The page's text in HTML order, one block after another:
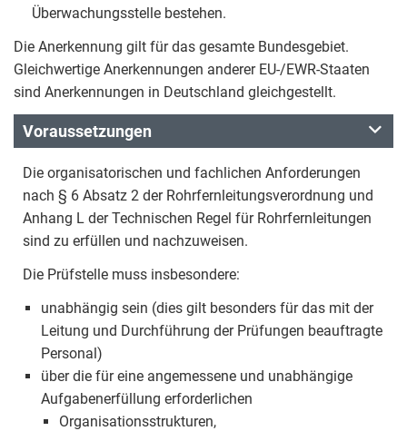
Überwachungsstelle bestehen.
Die Anerkennung gilt für das gesamte Bundesgebiet.
Gleichwertige Anerkennungen anderer EU-/EWR-Staaten
sind Anerkennungen in Deutschland gleichgestellt.
Voraussetzungen
Die organisatorischen und fachlichen Anforderungen
nach § 6 Absatz 2 der Rohrfernleitungsverordnung und
Anhang L der Technischen Regel für Rohrfernleitungen
sind zu erfüllen und nachzuweisen.
Die Prüfstelle muss insbesondere:
unabhängig sein (dies gilt besonders für das mit der
Leitung und Durchführung der Prüfungen beauftragte
Personal)
über die für eine angemessene und unabhängige
Aufgabenerfüllung erforderlichen
Organisationsstrukturen,